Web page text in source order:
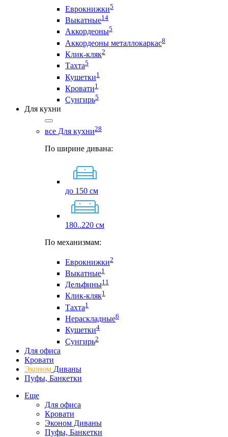
Еврокнижки5
Выкатные14
Аккордеоны5
Аккордеоны металлокаркас8
Клик-кляк2
Тахта5
Кушетки1
Кровати1
Сунгирь5
Для кухни
все Для кухни28
По ширине дивана:
до 150 см
180..220 см
По механизмам:
Еврокнижки2
Выкатные1
Дельфины11
Клик-кляк1
Тахта1
Нераскладные6
Кушетки4
Сунгирь2
Для офиса
Кровати
Эконом Диваны
Пуфы, Банкетки
Еще
Для офиса
Кровати
Эконом Диваны
Пуфы, Банкетки